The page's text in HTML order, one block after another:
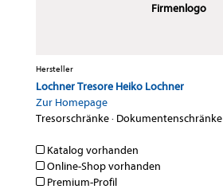
Firmenlogo
Hersteller
Lochner Tresore Heiko Lochner
Zur Homepage
Tresorschränke· Dokumentenschränke
Katalog vorhanden
Online-Shop vorhanden
Premium-Profil